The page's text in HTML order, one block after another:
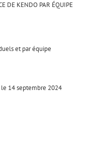
DE KENDO PAR ÉQUIPE
et par équipe
le 14 septembre 2024